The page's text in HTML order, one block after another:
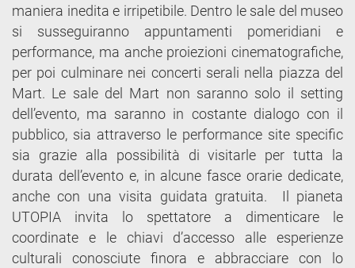
maniera inedita e irripetibile. Dentro le sale del museo
si susseguiranno appuntamenti pomeridiani e
performance, ma anche proiezioni cinematografiche,
per poi culminare nei concerti serali nella piazza del
Mart. Le sale del Mart non saranno solo il setting
dell’evento, ma saranno in costante dialogo con il
pubblico, sia attraverso le performance site specific
sia grazie alla possibilità di visitarle per tutta la
durata dell’evento e, in alcune fasce orarie dedicate,
anche con una visita guidata gratuita. Il pianeta
UTOPIA invita lo spettatore a dimenticare le
coordinate e le chiavi d’accesso alle esperienze
culturali conosciute finora e abbracciare con lo